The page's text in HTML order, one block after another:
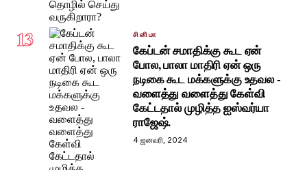
13 சினிமா
கேப்டன் சமாதிக்கு கூட ஏன்
போல, பாலா மாதிரி ஏன் ஒரு
நடிகை கூட மக்களுக்கு உதவல -
வளைத்து வளைத்து கேள்வி
கேட்டதால் முழித்த ஐஸ்வர்யா
ராஜேஷ்.
4 ஜனவரி, 2024